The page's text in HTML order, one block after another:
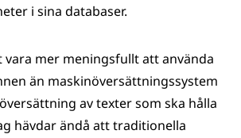
i sina databaser.
mer meningsfullt att använda
än maskinöversättningssystem
av texter som ska hålla
hävdar ändå att traditionella